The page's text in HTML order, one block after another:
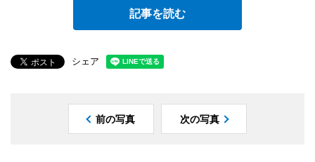
記事を読む
シェア
前の写真 次の写真